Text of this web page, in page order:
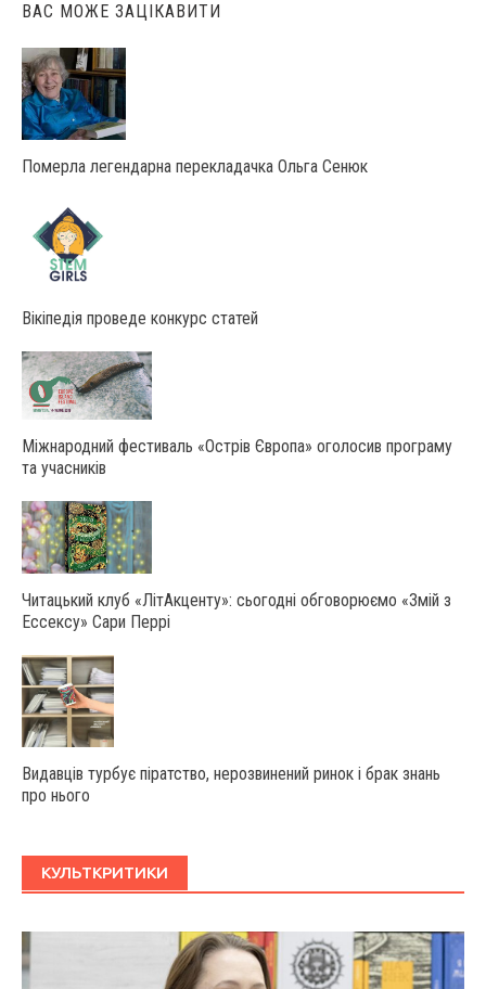
ВАС МОЖЕ ЗАЦІКАВИТИ
Померла легендарна перекладачка Ольга Сенюк
Вікіпедія проведе конкурс статей
Міжнародний фестиваль «Острів Європа» оголосив програму
та учасників
Читацький клуб «ЛітАкценту»: сьогодні обговорюємо «Змій з
Ессексу» Сари Перрі
Видавців турбує піратство, нерозвинений ринок і брак знань
про нього
КУЛЬТКРИТИКИ